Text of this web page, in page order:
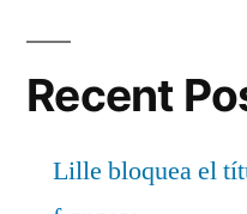
Recent
Lille bloquea el